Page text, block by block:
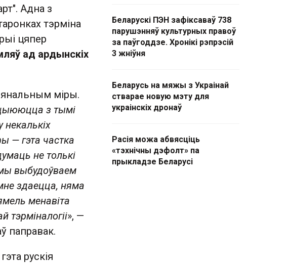
Адна з
тэрміна
цяпер
ад ардынскіх
міры.
з тымі
некалькіх
— гэта частка
не толькі
мы выбудоўваем
здаецца, няма
менавіта
тэрміналогіі», —
паправак.
рускія
Беларускі ПЭН зафіксаваў 738
парушэнняў культурных правоў
за паўгоддзе. Хронікі рэпрэсій
3 жніўня
Беларусь на мяжы з Украінай
стварае новую мэту для
украінскіх дронаў
Расія можа абвясціць
«тэхнічны дэфолт» па
прыкладзе Беларусі